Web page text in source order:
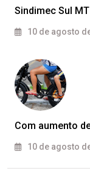
Sindimec Sul
10 de agosto
Com aumento
10 de agosto